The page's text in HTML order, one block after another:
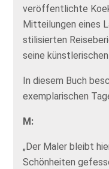
veröffentlichte
Mitteilungen eines
stilisierten
seine
In diesem Buch
exemplarischen
M:
„Der Maler bleibt
Schönheiten